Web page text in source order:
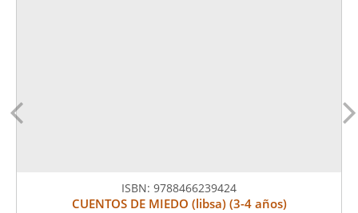
ISBN: 9788466239424
CUENTOS DE MIEDO (libsa) (3-4 años)